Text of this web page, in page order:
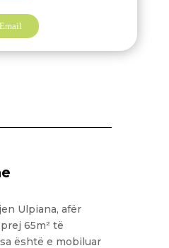
Email
Ulpiana, afër
65m² të
është e mobiluar